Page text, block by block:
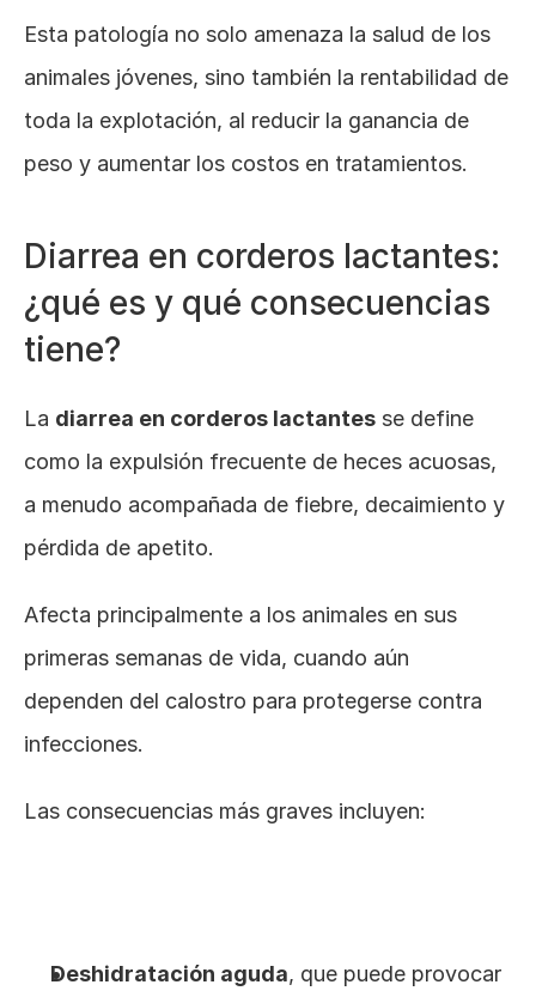
Esta patología no solo amenaza la salud de los
animales jóvenes, sino también la rentabilidad de
toda la explotación, al reducir la ganancia de
peso y aumentar los costos en tratamientos.
Diarrea en corderos lactantes:
¿qué es y qué consecuencias
tiene?
La diarrea en corderos lactantes se define
como la expulsión frecuente de heces acuosas,
a menudo acompañada de fiebre, decaimiento y
pérdida de apetito.
Afecta principalmente a los animales en sus
primeras semanas de vida, cuando aún
dependen del calostro para protegerse contra
infecciones.
Las consecuencias más graves incluyen:
Deshidratación aguda, que puede provocar